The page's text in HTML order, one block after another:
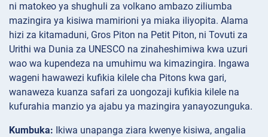
ni matokeo ya shughuli za volkano ambazo ziliumba
mazingira ya kisiwa mamirioni ya miaka iliyopita. Alama
hizi za kitamaduni, Gros Piton na Petit Piton, ni Tovuti za
Urithi wa Dunia za UNESCO na zinaheshimiwa kwa uzuri
wao wa kupendeza na umuhimu wa kimazingira. Ingawa
wageni hawawezi kufikia kilele cha Pitons kwa gari,
wanaweza kuanza safari za uongozaji kufikia kilele na
kufurahia manzio ya ajabu ya mazingira yanayozunguka.
Kumbuka: Ikiwa unapanga ziara kwenye kisiwa, angalia